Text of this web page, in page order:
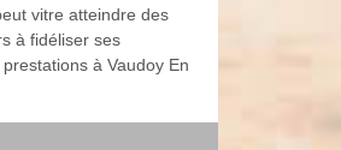
vitre atteindre des
à fidéliser ses
à Vaudoy En